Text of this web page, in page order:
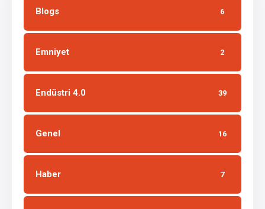
Blogs 6
Emniyet 2
Endüstri 4.0 39
Genel 16
Haber 7